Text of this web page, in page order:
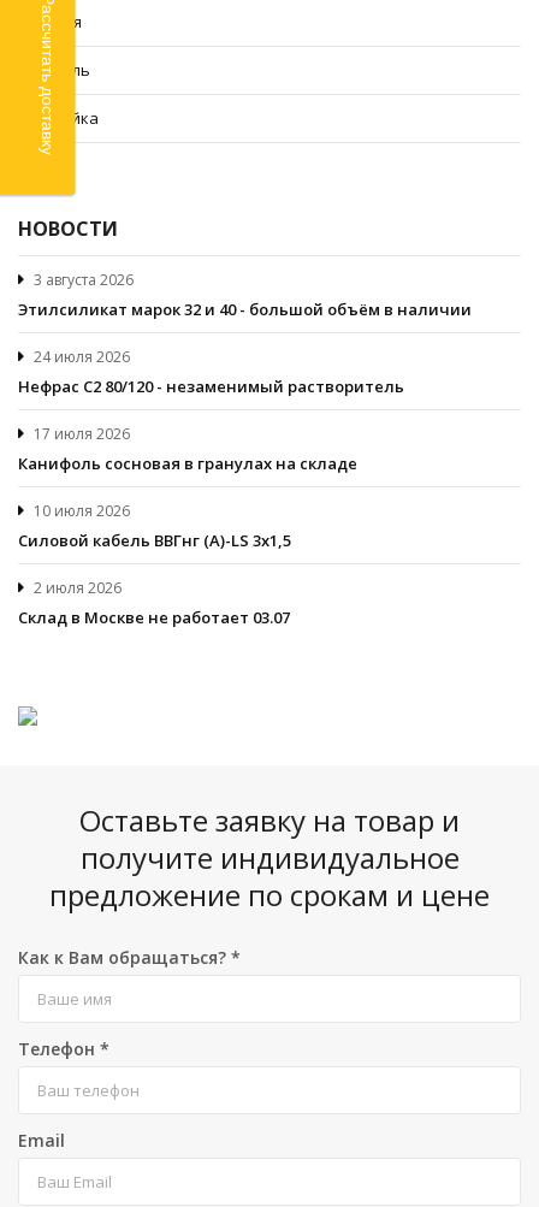
Химия
Кабель
Стройка
НОВОСТИ
3 августа 2026
Этилсиликат марок 32 и 40 - большой объём в наличии
24 июля 2026
Нефрас С2 80/120 - незаменимый растворитель
17 июля 2026
Канифоль сосновая в гранулах на складе
10 июля 2026
Cиловой кабель ВВГнг (A)-LS 3х1,5
2 июля 2026
Склад в Москве не работает 03.07
Оставьте заявку на товар и
получите индивидуальное
предложение по срокам и цене
Как к Вам обращаться? *
Телефон *
Email
Рассчитать доставку